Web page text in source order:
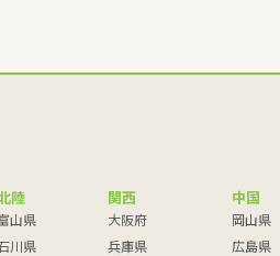
陸
山県
川県
関西
大阪府
兵庫県
中国
岡山県
広島県